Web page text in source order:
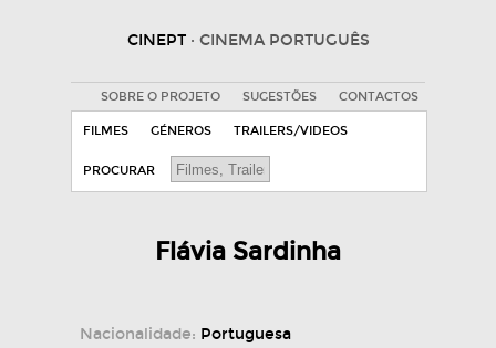
CINEPT · CINEMA PORTUGUÊS
SOBRE O PROJETO SUGESTÕES CONTACTOS
FILMES GÉNEROS TRAILERS/VIDEOS
PROCURAR
Flávia Sardinha
Nacionalidade: Portuguesa